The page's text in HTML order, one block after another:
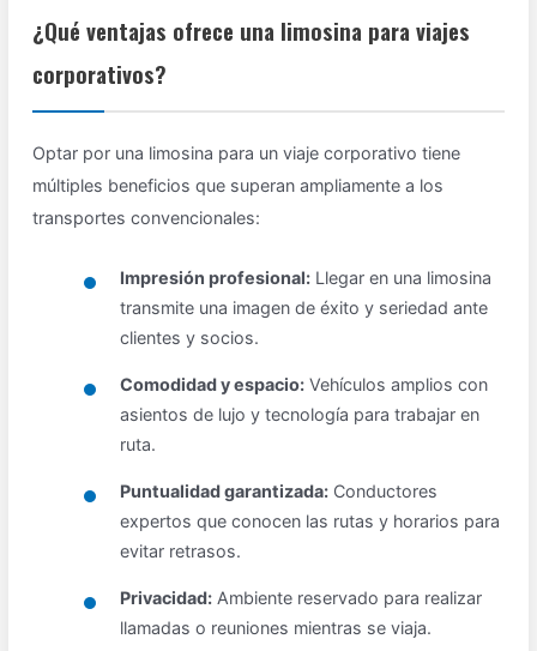
¿Qué ventajas ofrece una limosina para viajes
corporativos?
Optar por una limosina para un viaje corporativo tiene
múltiples beneficios que superan ampliamente a los
transportes convencionales:
Impresión profesional: Llegar en una limosina
transmite una imagen de éxito y seriedad ante
clientes y socios.
Comodidad y espacio: Vehículos amplios con
asientos de lujo y tecnología para trabajar en
ruta.
Puntualidad garantizada: Conductores
expertos que conocen las rutas y horarios para
evitar retrasos.
Privacidad: Ambiente reservado para realizar
llamadas o reuniones mientras se viaja.